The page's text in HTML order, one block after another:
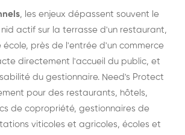
, les enjeux dépassent souvent le
nid actif sur la terrasse d'un restaurant,
école, près de l'entrée d'un commerce
directement l'accueil du public, et
du gestionnaire. Need's Protect
pour des restaurants, hôtels,
de copropriété, gestionnaires de
viticoles et agricoles, écoles et